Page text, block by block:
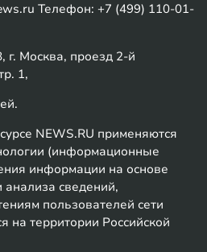
Телефон: +7 (499) 110-01-
г. Москва, проезд 2-й
1,
NEWS.RU применяются
(информационные
информации на основе
анализа сведений,
пользователей сети
на территории Российской